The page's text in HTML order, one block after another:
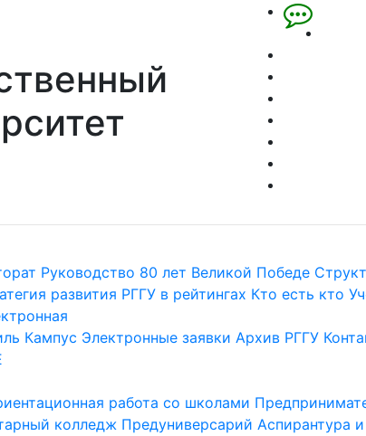
Руководство 80 лет Великой Победе
развития РГГУ в рейтингах Кто есть кто
Кампус Электронные заявки Архив РГГУ
работа со школами
колледж Предуниверсарий Аспирантура